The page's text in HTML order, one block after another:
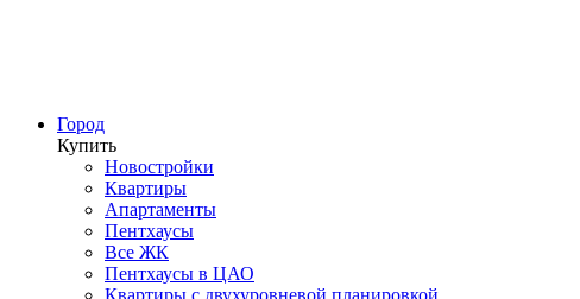
Город
Купить
Новостройки
Квартиры
Апартаменты
Пентхаусы
Все ЖК
Пентхаусы в ЦАО
Квартиры с двухуровневой планировкой